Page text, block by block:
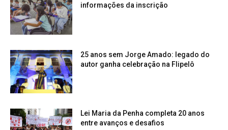
informações da inscrição
25 anos sem Jorge Amado: legado do
autor ganha celebração na Flipelô
Lei Maria da Penha completa 20 anos
entre avanços e desafios